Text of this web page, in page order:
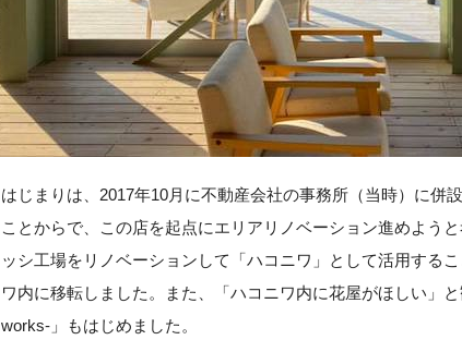
はじまりは、2017年10月に不動産会社の事務所（当時）に併
ことからで、この店を起点にエリアリノベーション進めよう
ッシ工場をリノベーションして「ハコニワ」として活用する
ワ内に移転しました。また、「ハコニワ内に花屋がほしい」
works-」もはじめました。